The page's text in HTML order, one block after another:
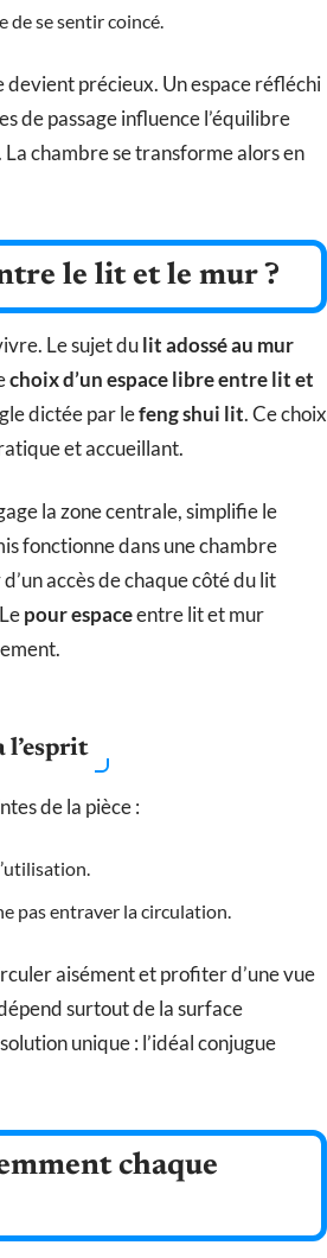
de se sentir coincé.
devient précieux. Un espace réfléchi
de passage influence l’équilibre
chambre se transforme alors en
le lit et le mur ?
Le sujet dulit adossé au mur
choix d’un espace libre entre lit et
dictée par lefeng shui lit. Ce choix
et accueillant.
la zone centrale, simplifie le
fonctionne dans une chambre
accès de chaque côté du lit
pour espaceentre lit et mur
l’esprit
de la pièce :
pas entraver la circulation.
aisément et profiter d’une vue
surtout de la surface
unique : l’idéal conjugue
chaque